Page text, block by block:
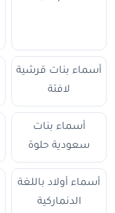
أسماء بنات قرشية
لافتة
أسماء بنات
سعودية حلوة
أسماء أولاد باللغة
الدنماركية